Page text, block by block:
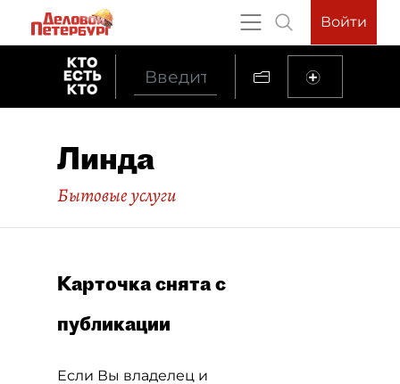
Войти
Линда
Бытовые услуги
Карточка снята с
публикации
Если Вы владелец и